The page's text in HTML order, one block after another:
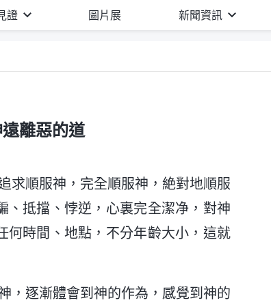
證 圖片展 新聞資訊
離惡的道
順服神，完全順服神，絶對地順服
、抵擋、悖逆，心裏完全潔净，對神
何時間、地點，不分年齡大小，這就
逐漸體會到神的作為，感覺到神的